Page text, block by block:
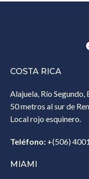
COSTA RICA
Alajuela, Río Segundo,
50 metros al sur de
Local rojo esquinero.
Teléfono: +(506)
MIAMI